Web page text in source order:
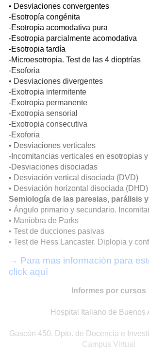
• Desviaciones convergentes
-Esotropía congénita
-Esotropia acomodativa pura
-Esotropia parcialmente acomodativa
-Esotropia tardía
-Microesotropia. Test de las 4 dioptrías
-Esoforia
• Desviaciones divergentes
-Exotropia intermitente
-Exotropia permanente
-Exotropia sensorial
-Exotropia consecutiva
-Exoforia
• Desviaciones verticales
-Incomitancias verticales en esotropias
-Desviaciones disociadas
• Desviación vertical disociada (DVD)
• Desviación horizontal disociada (DHD)
Semiología de las paresias, parálisis
• Ángulo primario y secundario.
• Maniobra de Parks
• Test de ducciones pasivas
• Test de Hess Lancaster. Diplopia y
→ Para mas información para
click aquí
Informes por cursos
Hospital Italiano de Buenos
Gascón 450. Dpto. de Docencia e
Campus Virtual